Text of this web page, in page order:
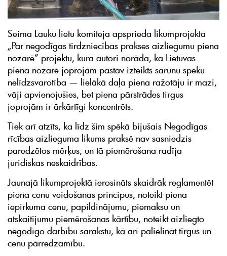
Seima Lauku lietu komiteja apsprieda likumprojekta
„Par negodīgas tirdzniecības prakses aizliegumu piena
nozarē” projektu, kura autori norāda, ka Lietuvas
piena nozarē joprojām pastāv izteikts sarunu spēku
nelīdzsvarotība — lielākā daļa piena ražotāju ir mazi,
vāji apvienojušies, bet piena pārstrādes tirgus
joprojām ir ārkārtīgi koncentrēts.
Tiek arī atzīts, ka līdz šim spēkā bijušais Negodīgas
rīcības aizlieguma likums praksē nav sasniedzis
paredzētos mērķus, un tā piemērošana radīja
juridiskas neskaidrības.
Jaunajā likumprojektā ierosināts skaidrāk reglamentēt
piena cenu veidošanas principus, noteikt piena
iepirkuma cenu, papildinājumu, piemaksu un
atskaitījumu piemērošanas kārtību, noteikt aizliegto
negodīgo darbību sarakstu, kā arī palielināt tirgus un
cenu pārredzamību.